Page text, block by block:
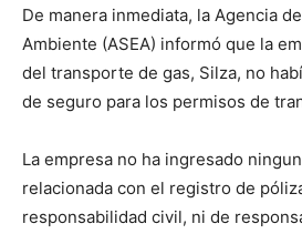
De manera inmediata, la Agencia
Ambiente (ASEA) informó que la
del transporte de gas, Silza, no
de seguro para los permisos de
La empresa no ha ingresado
relacionada con el registro de
responsabilidad civil, ni de